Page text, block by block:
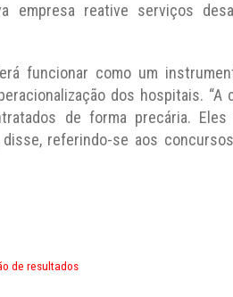
reative serviços
funcionar como um
dos hospitais. “A
de forma precária.
referindo-se aos
de resultados